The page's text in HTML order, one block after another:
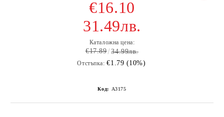
€16.10
31.49лв.
Каталожна цена:
€17.89 34.99лв.
Отстъпка: €1.79 (10%)
Код: A3175